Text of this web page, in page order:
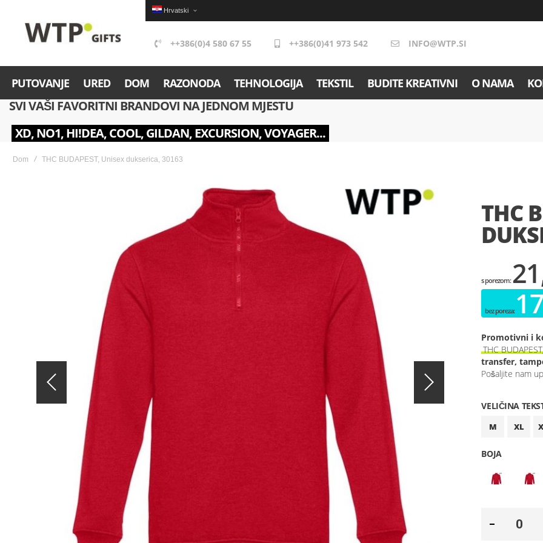
Hrvatski
++386(0)4 580 67 55 ++386(0)41 973 542 INFO@WTP.SI
PUTOVANJE URED DOM RAZONODA TEHNOLOGIJA TEKSTIL BUDITE KREATIVNI O NAMA
SVI VAŠI FAVORITNI BRANDOVI NA JEDNOM MJESTU
XD, NO1, HI!DEA, COOL, GILDAN, EXCURSION, VOYAGER...
Dom THC BUDAPEST, Unisex dukserica, 30163
THC
Promotivni i
THC
transfer,
Pošaljite nam
VELIČINA
M XL
BOJA